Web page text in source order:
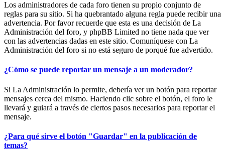
Los administradores de cada foro tienen su propio conjunto de
reglas para su sitio. Si ha quebrantado alguna regla puede recibir una
advertencia. Por favor recuerde que esta es una decisión de La
Administración del foro, y phpBB Limited no tiene nada que ver
con las advertencias dadas en este sitio. Comuníquese con La
Administración del foro si no está seguro de porqué fue advertido.
¿Cómo se puede reportar un mensaje a un moderador?
Si La Administración lo permite, debería ver un botón para reportar
mensajes cerca del mismo. Haciendo clic sobre el botón, el foro le
llevará y guiará a través de ciertos pasos necesarios para reportar el
mensaje.
¿Para qué sirve el botón "Guardar" en la publicación de
temas?